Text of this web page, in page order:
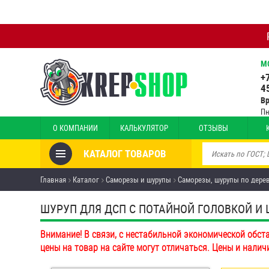
О КОМПАНИИ КАЛЬКУЛЯТОР ОТЗЫВЫ
КАТАЛОГ ТОВАРОВ
Товары со скидкой
Анкеры
Антивандальный крепёж,
инструмент
Болты и винты
Главная Каталог Саморезы и шурупы Саморезы, шурупы по
ШУРУП ДЛЯ ДСП С ПОТАЙНОЙ ГОЛОВКОЙ И
Внимание! В связи, с нестабильной экономической
цены на товар на сайте могут отличаться. Цены и